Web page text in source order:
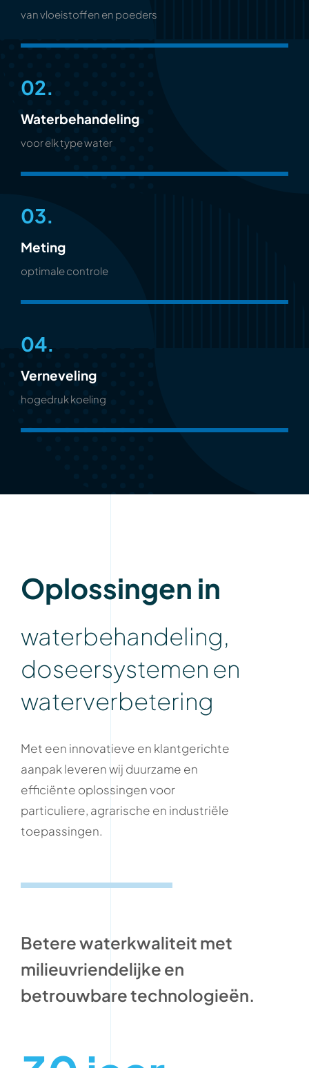
van vloeistoffen en poeders
02.
Waterbehandeling
voor elk type water
03.
Meting
optimale controle
04.
Verneveling
hogedruk koeling
Oplossingen in
waterbehandeling,
doseersystemen en
waterverbetering
Met een innovatieve en klantgerichte
aanpak leveren wij duurzame en
efficiënte oplossingen voor
particuliere, agrarische en industriële
toepassingen.
Betere waterkwaliteit met
milieuvriendelijke en
betrouwbare technologieën.